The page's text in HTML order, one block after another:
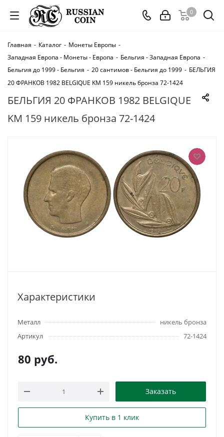
0
Главная - Каталог - Монеты Европы -
Западная Европа - Монеты - Европа - Бельгия - Западная Европа -
Бельгия до 1999 - Бельгия - 20 сантимов - Бельгия до 1999 - БЕЛЬГИЯ
20 ФРАНКОВ 1982 BELGIQUE KM 159 никель бронза 72-1424
БЕЛЬГИЯ 20 ФРАНКОВ 1982 BELGIQUE
KM 159 никель бронза 72-1424
Характеристики
Металл
никель бронза
Артикул
72-1424
80 руб.
Заказать
Купить в 1 клик